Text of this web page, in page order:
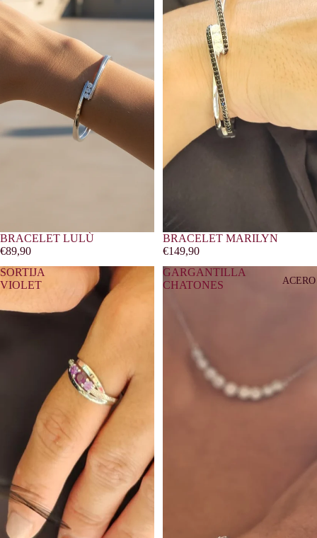
ACERO
BRACELET LULÙ
€89,90
BRACELET MARILYN
€149,90
SORTIJA
VIOLET
GARGANTILLA
CHATONES